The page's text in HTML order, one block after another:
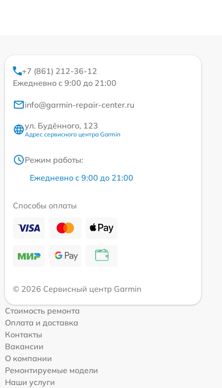
+7 (861) 212-36-12
Ежедневно с 9:00 до 21:00
info@garmin-repair-center.ru
ул. Будённого, 123
Адрес сервисного центра Garmin
Режим работы:
Ежедневно с 9:00 до 21:00
Способы оплаты
© 2026 Сервисный центр Garmin
Стоимость ремонта
Оплата и доставка
Контакты
Вакансии
О компании
Ремонтируемые модели
Наши услуги